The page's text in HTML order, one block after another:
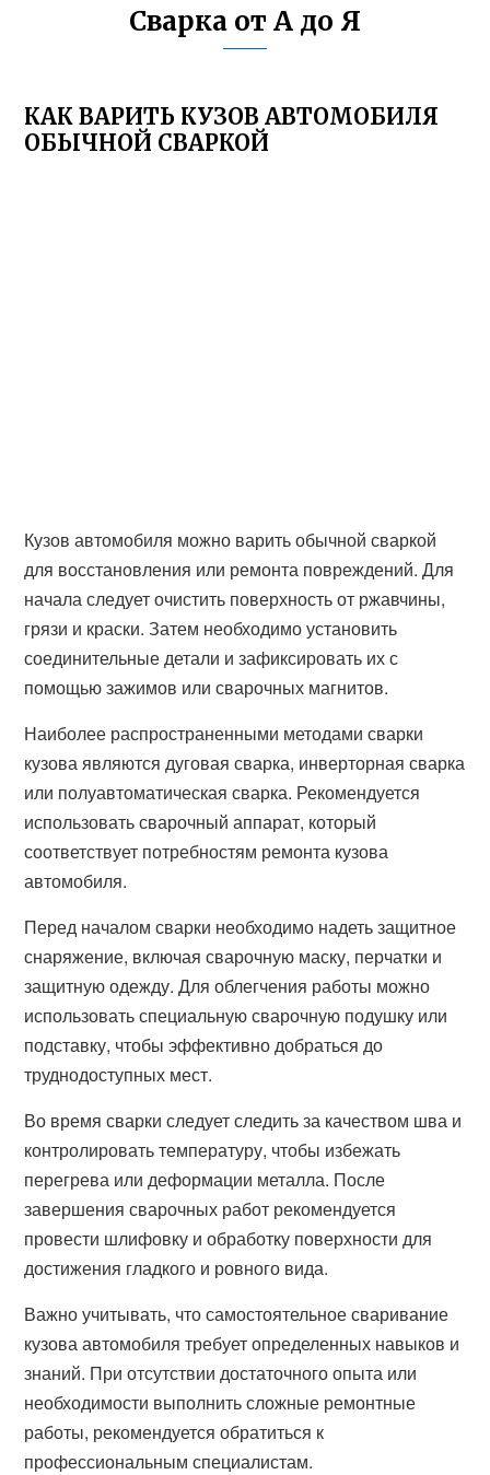
Сварка от А до Я
КАК ВАРИТЬ КУЗОВ АВТОМОБИЛЯ
ОБЫЧНОЙ СВАРКОЙ
Кузов автомобиля можно варить обычной сваркой
для восстановления или ремонта повреждений. Для
начала следует очистить поверхность от ржавчины,
грязи и краски. Затем необходимо установить
соединительные детали и зафиксировать их с
помощью зажимов или сварочных магнитов.
Наиболее распространенными методами сварки
кузова являются дуговая сварка, инверторная сварка
или полуавтоматическая сварка. Рекомендуется
использовать сварочный аппарат, который
соответствует потребностям ремонта кузова
автомобиля.
Перед началом сварки необходимо надеть защитное
снаряжение, включая сварочную маску, перчатки и
защитную одежду. Для облегчения работы можно
использовать специальную сварочную подушку или
подставку, чтобы эффективно добраться до
труднодоступных мест.
Во время сварки следует следить за качеством шва и
контролировать температуру, чтобы избежать
перегрева или деформации металла. После
завершения сварочных работ рекомендуется
провести шлифовку и обработку поверхности для
достижения гладкого и ровного вида.
Важно учитывать, что самостоятельное сваривание
кузова автомобиля требует определенных навыков и
знаний. При отсутствии достаточного опыта или
необходимости выполнить сложные ремонтные
работы, рекомендуется обратиться к
профессиональным специалистам.